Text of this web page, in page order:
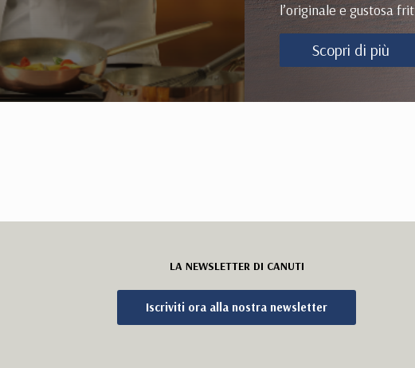
l’originale e gustosa
Scopri di più
LA NEWSLETTER DI CANUTI
Iscriviti ora alla nostra newsletter